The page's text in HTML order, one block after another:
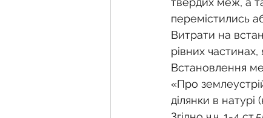
Нормативно-грошова
Сервітут Державна
Загальні правові
перемістились
Витрати на
рівних
Встановлення
«Про
ділянки в натурі